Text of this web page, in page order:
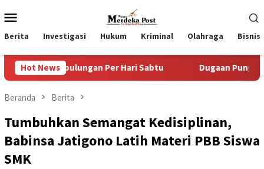
ke
kontenMobile
Berita Investigasi Hukum Kriminal Olahraga Bisnis
Hot News
Per Hari Sabtu Dugaan Pungli SKAB di BPRD
Beranda Berita
Tumbuhkan Semangat Kedisiplinan,
Babinsa Jatigono Latih Materi PBB Siswa
SMK